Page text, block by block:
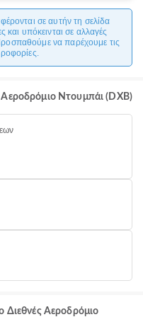
σε αυτήν τη σελίδα
και υπόκεινται σε αλλαγές
να παρέχουμε τις
Ντουμπάι (DXB)
Διεθνές Αεροδρόμιο